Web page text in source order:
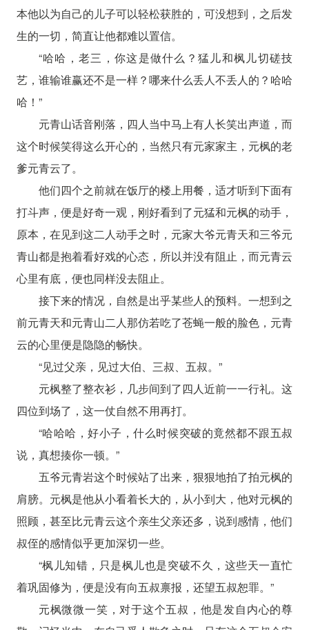
本他以为自己的儿子可以轻松获胜的，可没想到，之后发
生的一切，简直让他都难以置信。
“哈哈，老三，你这是做什么？猛儿和枫儿切磋技
艺，谁输谁赢还不是一样？哪来什么丢人不丢人的？哈哈
哈！”
元青山话音刚落，四人当中马上有人长笑出声道，而
这个时候笑得这么开心的，当然只有元家家主，元枫的老
爹元青云了。
他们四个之前就在饭厅的楼上用餐，适才听到下面有
打斗声，便是好奇一观，刚好看到了元猛和元枫的动手，
原本，在见到这二人动手之时，元家大爷元青天和三爷元
青山都是抱着看好戏的心态，所以并没有阻止，而元青云
心里有底，便也同样没去阻止。
接下来的情况，自然是出乎某些人的预料。一想到之
前元青天和元青山二人那仿若吃了苍蝇一般的脸色，元青
云的心里便是隐隐的畅快。
“见过父亲，见过大伯、三叔、五叔。”
元枫整了整衣衫，几步间到了四人近前一一行礼。这
四位到场了，这一仗自然不用再打。
“哈哈哈，好小子，什么时候突破的竟然都不跟五叔
说，真想揍你一顿。”
五爷元青岩这个时候站了出来，狠狠地拍了拍元枫的
肩膀。元枫是他从小看着长大的，从小到大，他对元枫的
照顾，甚至比元青云这个亲生父亲还多，说到感情，他们
叔侄的感情似乎更加深切一些。
“枫儿知错，只是枫儿也是突破不久，这些天一直忙
着巩固修为，便是没有向五叔禀报，还望五叔恕罪。”
元枫微微一笑，对于这个五叔，他是发自内心的尊